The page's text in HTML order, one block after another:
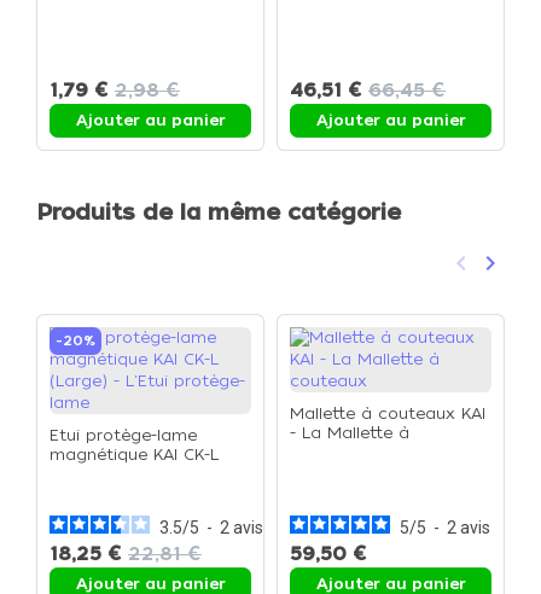
1,79 € 2,98 €
Ajouter au panier
46,51 € 66,45 €
Ajouter au panier
Produits de la même catégorie
Précédent
keyboard_arrow_left keyboard_arrow_right
-20%
Etui protège-lame
magnétique KAI CK-L
3.5/5 - 2avis
18,25 € 22,81 €
Ajouter au panier
Mallette à couteaux KAI
- La Mallette à
5/5 - 2avis
59,50 €
Ajouter au panier